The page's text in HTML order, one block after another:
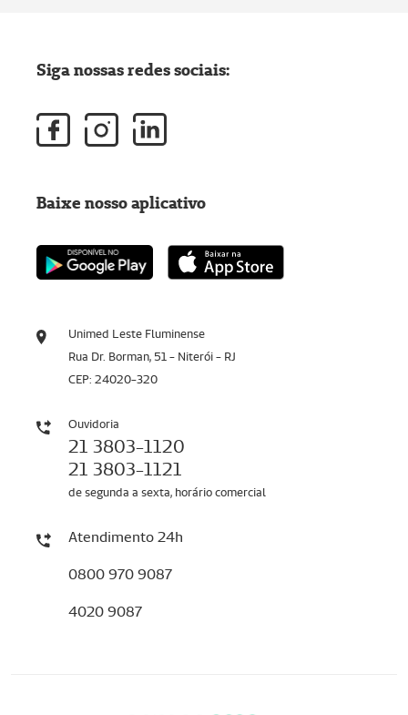
Unimed Leste Fluminense
Rua Dr. Borman, 51 - Niterói - RJ
CEP: 24020-320
Ouvidoria
21 3803-1120
21 3803-1121
de segunda a sexta, horário comercial
Atendimento 24h
0800 970 9087
4020 9087
Siga nossas redes sociais:
Baixe nosso aplicativo